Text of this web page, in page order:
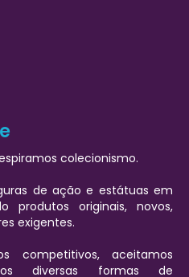
colecionismo.
de ação e estátuas em
produtos originais, novos,
exigentes.
competitivos, aceitamos
diversas formas de